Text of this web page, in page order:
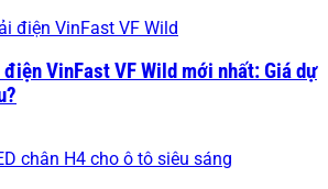
VinFast VF Wild mới nhất: Giá dự